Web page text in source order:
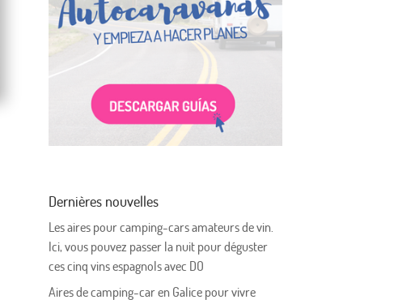
Dernières nouvelles
Les aires pour camping-cars amateurs de vin.
Ici, vous pouvez passer la nuit pour déguster
ces cinq vins espagnols avec DO
Aires de camping-car en Galice pour vivre